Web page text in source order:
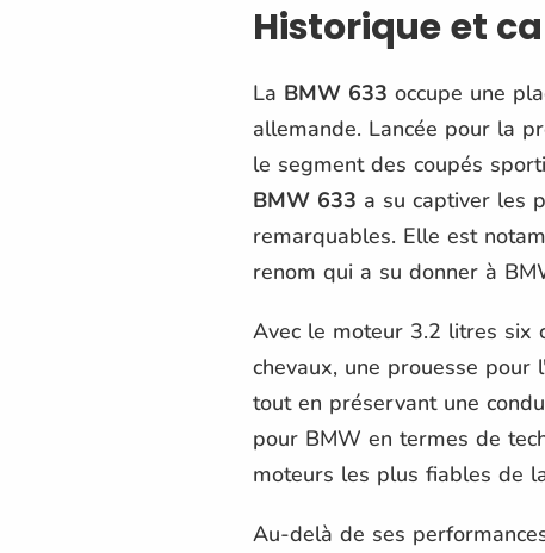
Historique et
La BMW 633 occupe une
allemande. Lancée pour la
le segment des coupés
BMW 633 a su captiver les
remarquables. Elle est
renom qui a su donner à
Avec le moteur 3.2 litres six
chevaux, une prouesse
tout en préservant une
pour BMW en termes de
moteurs les plus fiables de
Au-delà de ses